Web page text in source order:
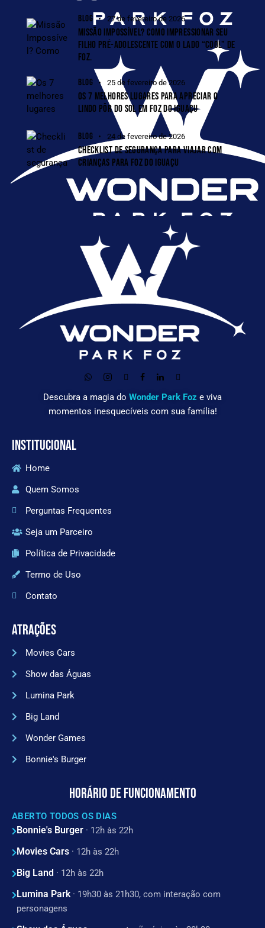
BLOG 27 de fevereiro de 2026
MISSÃO IMPOSSÍVEL? COMO IMPRESSIONAR SEU
FILHO PRÉ-ADOLESCENTE COM O LADO “COOL” DE
FOZ.
BLOG 25 de fevereiro de 2026
OS 7 MELHORES LUGARES PARA APRECIAR O
LINDO PÔR DO SOL EM FOZ DO IGUAÇU
BLOG 24 de fevereiro de 2026
CHECKLIST DE SEGURANÇA PARA VIAJAR COM
CRIANÇAS PARA FOZ DO IGUAÇU
Descubra a magia do Wonder Park Foz e viva
momentos inesquecíveis com sua família!
INSTITUCIONAL
Home
Quem Somos
Perguntas Frequentes
Seja um Parceiro
Política de Privacidade
Termo de Uso
Contato
ATRAÇÕES
Movies Cars
Show das Águas
Lumina Park
Big Land
Wonder Games
Bonnie's Burger
HORÁRIO DE FUNCIONAMENTO
ABERTO TODOS OS DIAS
Bonnie's Burger · 12h às 22h
Movies Cars · 12h às 22h
Big Land · 12h às 22h
Lumina Park · 19h30 às 21h30, com interação com
personagens